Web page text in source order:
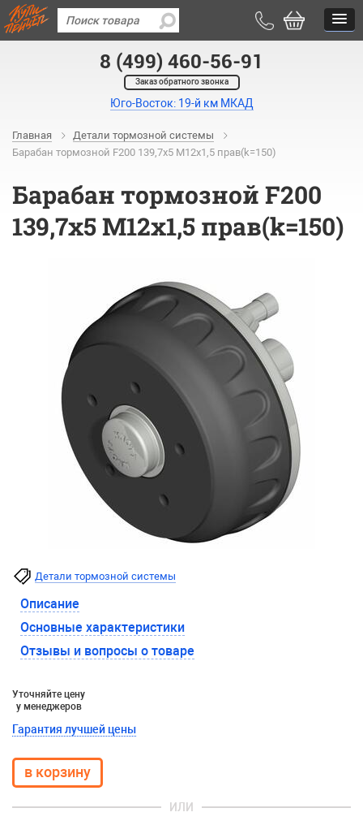
8 (499) 460-56-91
Заказ обратного звонка
Юго-Восток: 19-й км МКАД
Главная
Детали тормозной системы
Барабан тормозной F200 139,7х5 М12х1,5 прав(k=150)
Барабан тормозной F200
139,7х5 М12х1,5 прав(k=150)
Детали тормозной системы
Описание
Основные характеристики
Отзывы и вопросы о товаре
Уточняйте цену
у менеджеров
Гарантия лучшей цены
ИЛИ